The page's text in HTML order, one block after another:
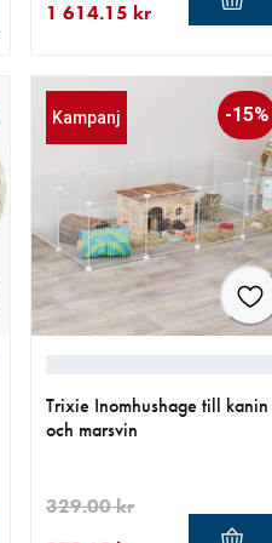
1 614.15 kr
Kampanj -15%
Trixie Inomhushage till kanin
och marsvin
329.00 kr